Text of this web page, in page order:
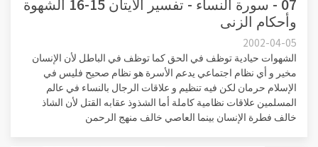
07 - سورة النساء - تفسير الآيتان 15-16 الشهوة
وأحكام الزنى
2002-04-05
الشهوات حيادية توظف في الحق كما توظف في الباطل لأن الإنسان
مخير و أي نظام اجتماعي يدعم الأسرة هو نظام صحيح فليس في
الإسلام حرمان لكن فيه تنظيم و علاقات الرجال بالنساء في عالم
المسلمين علاقات نظامية كاملة أما الشذوذ عقابه القتل لأن الشاذ
خالف فطرة الإنسان بينما العاصي خالف منهج الرحمن